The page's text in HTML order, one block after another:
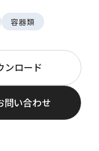
容器類
ンロード
問い合わせ